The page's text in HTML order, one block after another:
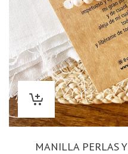
MANILLA PERLAS